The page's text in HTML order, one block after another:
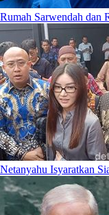
Rumah Sarwendah dan
Netanyahu Isyaratkan